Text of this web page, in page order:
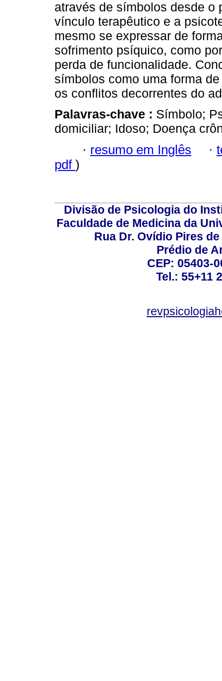
através de símbolos desde o
vínculo terapêutico e a
mesmo se expressar de
sofrimento psíquico, como
perda de funcionalidade.
símbolos como uma forma
os conflitos decorrentes do
Palavras-chave : Símbolo;
domiciliar; Idoso; Doença
· resumo em Inglês ·
pdf )
Divisão de Psicologia do
Faculdade de Medicina da
Rua Dr. Ovídio Pires
Prédio de
CEP: 05403-
Tel.: 55+11